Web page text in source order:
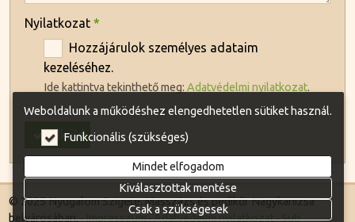
Nyilatkozat *
Hozzájárulok személyes adataim
kezeléséhez.
Ide kattintva tekinthető meg: Adatvédelmi nyilatkozat.
Elküld
© 2025 Nyugalom Szigete. Masszázs és pedikűr Nagykanizsa
belvárosában. Impresszum Adatvédelmi nyilatkozat Süti
Weboldalunk a működéshez elengedhetetlen sütiket használ.
Funkcionális (szükséges)
Mindet elfogadom
Kiválasztottak mentése
Csak a szükségesek